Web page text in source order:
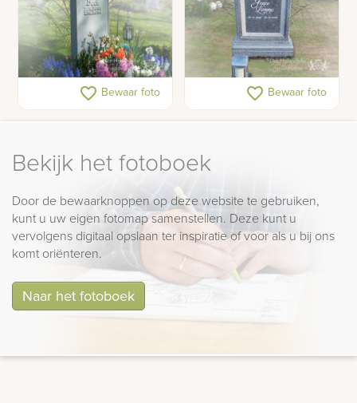
Klassieke grafsteen met
esdoorn bladeren
favorite_border Bewaar foto
Kort klassiek
grafmonument
favorite_border Bewaar foto
Bekijk het fotoboek
Door de bewaarknoppen op deze website te gebruiken,
kunt u uw eigen fotomap samenstellen. Deze kunt u
vervolgens digitaal opslaan ter inspiratie of voor als u bij ons
komt oriënteren.
Naar het fotoboek